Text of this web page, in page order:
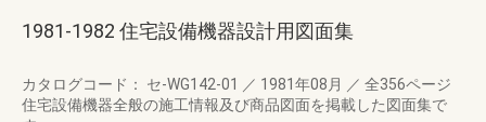
1981-1982 住宅設備機器設計用図面集
カタログコード： セ-WG142-01 ／ 1981年08月 ／ 全356ページ
住宅設備機器全般の施工情報及び商品図面を掲載した図面集で